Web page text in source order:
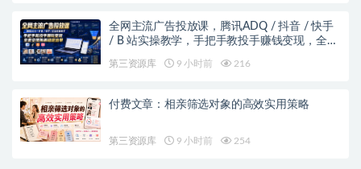
全网主流广告投放课，腾讯ADQ / 抖音 / 快手
/ B 站实操教学，手把手教投手赚钱变现，全套
第三资源库 9 小时前 216
付费文章：相亲筛选对象的高效实用策略
第三资源库 9 小时前 254